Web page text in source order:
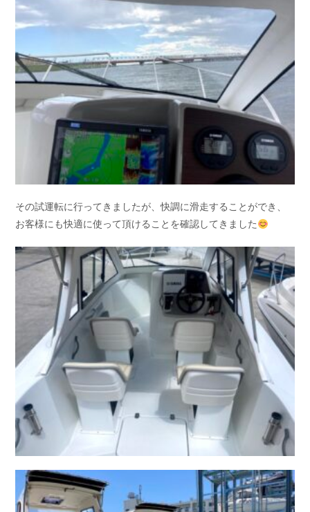
その試運転に行ってきましたが、快調に滑走することができ、
お客様にも快適に使って頂けることを確認してきました